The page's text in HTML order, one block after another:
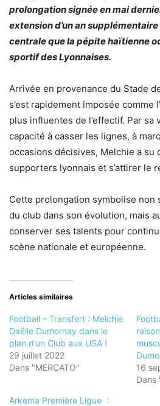
prolongation signée en mai
extension d’un an
centrale que la pépite haïtienne
sportif des Lyonnaises.
Arrivée en provenance du Stade
s’est rapidement imposée comme
plus influentes de l’effectif. Par sa
capacité à casser les lignes, à
occasions décisives, Melchie a su
supporters lyonnais et s’attirer le
Cette prolongation symbolise non
du club dans son évolution, mais
conserver ses talents pour
scène nationale et européenne.
Articles similaires
Football – Transfert : Melchie
Daëlle Dumornay dans le
plan d’un Club aux USA !
29 juillet 2022
Dans "MERCATO"
16
Dans
Arkema Première Ligue :